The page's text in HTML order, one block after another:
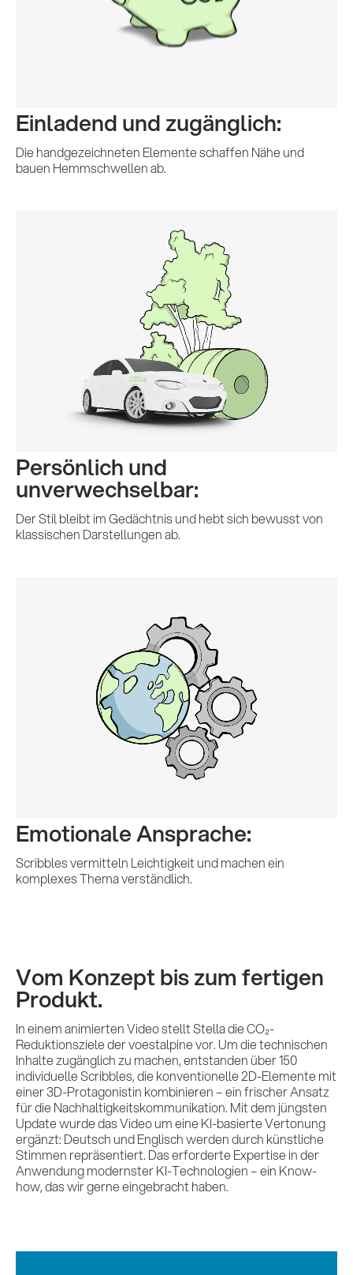
Einladend und zugänglich:
Die handgezeichneten Elemente schaffen Nähe und
bauen Hemmschwellen ab.
Persönlich und
unverwechselbar:
Der Stil bleibt im Gedächtnis und hebt sich bewusst von
klassischen Darstellungen ab.
Emotionale Ansprache:
Scribbles vermitteln Leichtigkeit und machen ein
komplexes Thema verständlich.
Vom Konzept bis zum fertigen
Produkt.
In einem animierten Video stellt Stella die CO₂-
Reduktionsziele der voestalpine vor. Um die technischen
Inhalte zugänglich zu machen, entstanden über 150
individuelle Scribbles, die konventionelle 2D-Elemente mit
einer 3D-Protagonistin kombinieren – ein frischer Ansatz
für die Nachhaltigkeitskommunikation. Mit dem jüngsten
Update wurde das Video um eine KI-basierte Vertonung
ergänzt: Deutsch und Englisch werden durch künstliche
Stimmen repräsentiert. Das erforderte Expertise in der
Anwendung modernster KI-Technologien – ein Know-
how, das wir gerne eingebracht haben.